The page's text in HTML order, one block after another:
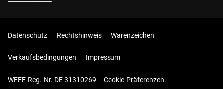
Datenschutz Rechtshinweis Warenzeichen
Verkaufsbedingungen Impressum
WEEE-Reg.-Nr. DE 31310269 Cookie-Präferenzen